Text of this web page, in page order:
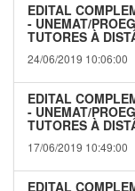
EDITAL
- UNEMAT/
TUTORES À
24/06/2019 10:06:00
EDITAL
- UNEMAT/
TUTORES À
17/06/2019 10:49:00
EDITAL